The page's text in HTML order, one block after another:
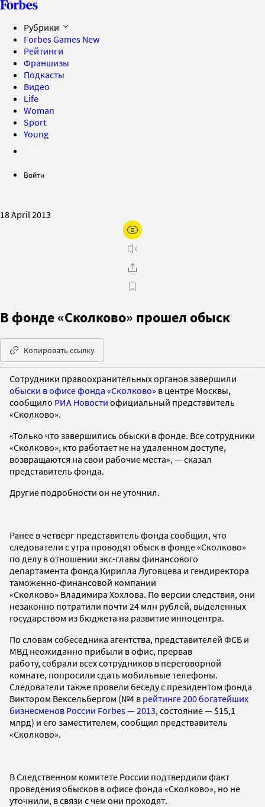
Рубрики
Forbes Games New
Рейтинги
Франшизы
Подкасты
Видео
Life
Woman
Sport
Young
Войти
18 April 2013
В фонде «Сколково» прошел обыск
Копировать ссылку
Сотрудники правоохранительных органов завершили
обыски в офисе фонда «Сколково» в центре Москвы,
сообщило РИА Новости официальный представитель
«Сколково».
«Только что завершились обыски в фонде. Все сотрудники
«Сколково», кто работает не на удаленном доступе,
возвращаются на свои рабочие места», — сказал
представитель фонда.
Другие подробности он не уточнил.
Ранее в четверг представитель фонда сообщил, что
следователи с утра проводят обыск в фонде «Сколково»
по делу в отношении экс-главы финансового
департамента фонда Кирилла Луговцева и гендиректора
таможенно-финансовой компании
«Сколково» Владимира Хохлова. По версии следствия, они
незаконно потратили почти 24 млн рублей, выделенных
государством из бюджета на развитие инноцентра.
По словам собеседника агентства, представителей ФСБ и
МВД неожиданно прибыли в офис, прервав
работу, собрали всех сотрудников в переговорной
комнате, попросили сдать мобильные телефоны.
Следователи также провели беседу с президентом фонда
Виктором Вексельбергом (№4 в рейтинге 200 богатейших
бизнесменов России Forbes — 2013, состояние — $15,1
млрд) и его заместителем, сообщил предствавитель
«Сколково».
В Следственном комитете России подтвердили факт
проведения обысков в офисе фонда «Сколково», но не
уточнили, в связи с чем они проходят.